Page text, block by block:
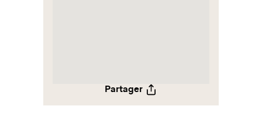
Partager